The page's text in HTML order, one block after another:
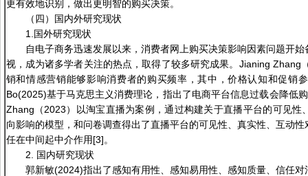
更有效地识别，做出更明智的购买决策。
（四）国内外研究现状
1.国外研究现状
自电子商务迅速发展以来，消费者网上购买决策影响因素问题开
视，成为诸多学者关注的热点，取得了较多研究成果。Jianing Zhang
销和情感营销能够影响消费者的购买频率，其中，价格认知和促销
Bo(2025)基于马克思主义消费理论，指出了电商平台信息过载会降低
Zhang（2023）以淘宝直播为案例，通过构建关于直播平台的可见性
向影响的模型，和问卷调查得出了直播平台的可见性、真实性、互动
任在中间起中介作用[3]。
2. 国内研究现状
郭新敏(2024)指出了感知有用性、感知易用性、感知质量、信任